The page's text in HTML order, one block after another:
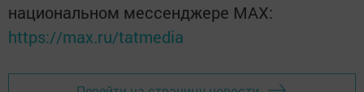
национальном мессенджере MАХ:
https://max.ru/tatmedia